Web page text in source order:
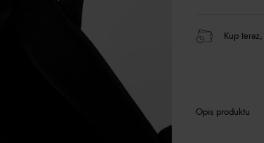
Kup
Opis produktu